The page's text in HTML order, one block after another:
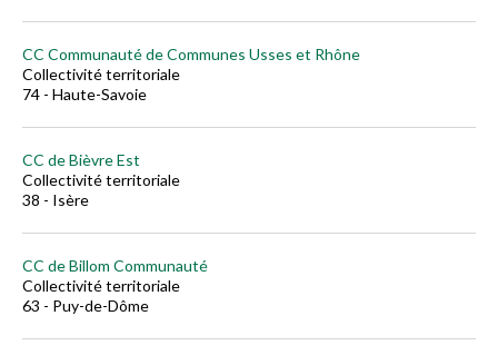
CC Communauté de Communes Usses et Rhône
Collectivité territoriale
74 - Haute-Savoie
CC de Bièvre Est
Collectivité territoriale
38 - Isère
CC de Billom Communauté
Collectivité territoriale
63 - Puy-de-Dôme